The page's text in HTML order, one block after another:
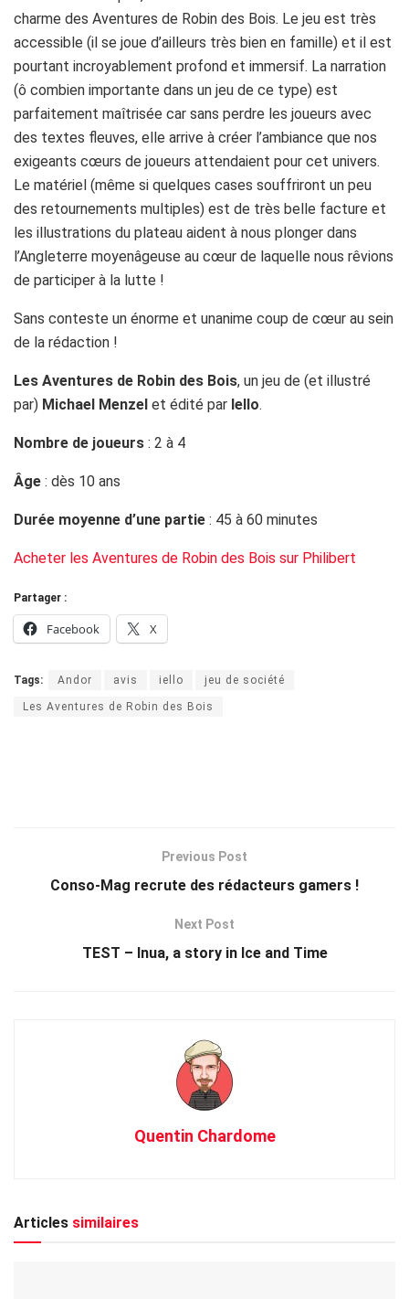
charme des Aventures de Robin des Bois. Le jeu est très
accessible (il se joue d’ailleurs très bien en famille) et il est
pourtant incroyablement profond et immersif. La narration
(ô combien importante dans un jeu de ce type) est
parfaitement maîtrisée car sans perdre les joueurs avec
des textes fleuves, elle arrive à créer l’ambiance que nos
exigeants cœurs de joueurs attendaient pour cet univers.
Le matériel (même si quelques cases souffriront un peu
des retournements multiples) est de très belle facture et
les illustrations du plateau aident à nous plonger dans
l’Angleterre moyenâgeuse au cœur de laquelle nous rêvions
de participer à la lutte !
Sans conteste un énorme et unanime coup de cœur au sein
de la rédaction !
Les Aventures de Robin des Bois, un jeu de (et illustré
par) Michael Menzel et édité par Iello.
Nombre de joueurs : 2 à 4
Âge : dès 10 ans
Durée moyenne d’une partie : 45 à 60 minutes
Acheter les Aventures de Robin des Bois sur Philibert
Partager :
Facebook X
Tags: Andor avis iello jeu de société
Les Aventures de Robin des Bois
Previous Post
Conso-Mag recrute des rédacteurs gamers !
Next Post
TEST – Inua, a story in Ice and Time
Quentin Chardome
Articles similaires